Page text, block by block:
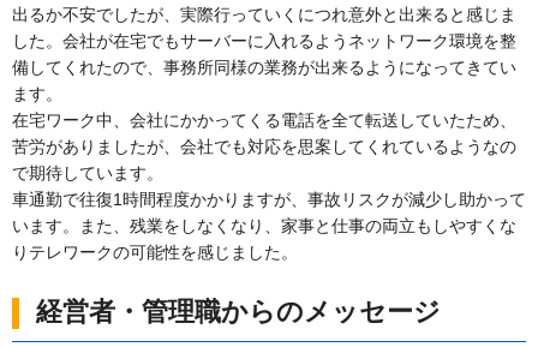
出るか不安でしたが、実際行っていくにつれ意外と出来ると感じま
した。会社が在宅でもサーバーに入れるようネットワーク環境を整
備してくれたので、事務所同様の業務が出来るようになってきてい
ます。
在宅ワーク中、会社にかかってくる電話を全て転送していたため、
苦労がありましたが、会社でも対応を思案してくれているようなの
で期待しています。
車通勤で往復1時間程度かかりますが、事故リスクが減少し助かって
います。また、残業をしなくなり、家事と仕事の両立もしやすくな
りテレワークの可能性を感じました。
経営者・管理職からのメッセージ